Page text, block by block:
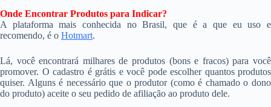
Onde Encontrar Produtos para Indicar?
A plataforma mais conhecida no Brasil, que é a que eu uso e
recomendo, é o Hotmart.
Lá, você encontrará milhares de produtos (bons e fracos) para você
promover. O cadastro é grátis e você pode escolher quantos produtos
quiser. Alguns é necessário que o produtor (como é chamado o dono
do produto) aceite o seu pedido de afiliação ao produto dele.